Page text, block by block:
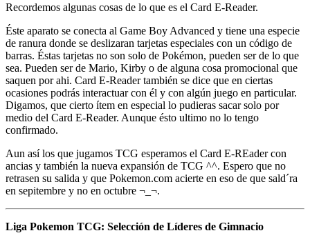
Recordemos algunas cosas de lo que es el Card E-Reader.
Éste aparato se conecta al Game Boy Advanced y tiene una especie
de ranura donde se deslizaran tarjetas especiales con un código de
barras. Éstas tarjetas no son solo de Pokémon, pueden ser de lo que
sea. Pueden ser de Mario, Kirby o de alguna cosa promocional que
saquen por ahi. Card E-Reader también se dice que en ciertas
ocasiones podrás interactuar con él y con algún juego en particular.
Digamos, que cierto ítem en especial lo pudieras sacar solo por
medio del Card E-Reader. Aunque ésto ultimo no lo tengo
confirmado.
Aun así los que jugamos TCG esperamos el Card E-REader con
ancias y también la nueva expansión de TCG ^^. Espero que no
retrasen su salida y que Pokemon.com acierte en eso de que sald´ra
en sepitembre y no en octubre ¬_¬.
Liga Pokemon TCG: Selección de Líderes de Gimnacio